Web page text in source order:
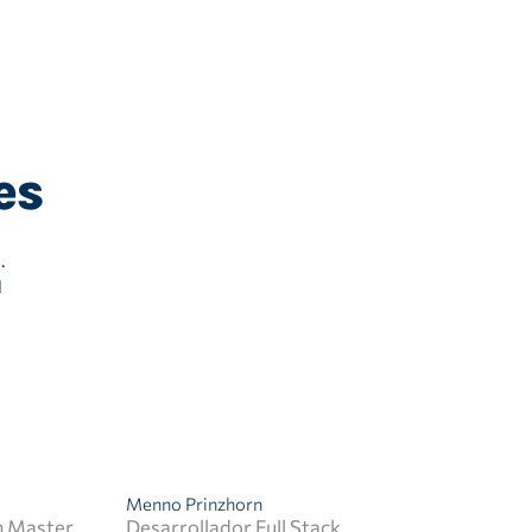
Master
Menno Prinzhorn
Desarrollador Full Stack